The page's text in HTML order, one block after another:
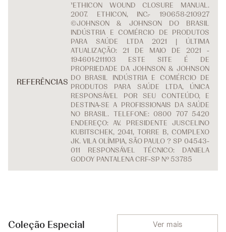
REFERÊNCIAS
¹ETHICON WOUND CLOSURE MANUAL.
2007. ETHICON, INC.- 190658-210927
©JOHNSON & JOHNSON DO BRASIL
INDÚSTRIA E COMÉRCIO DE PRODUTOS
PARA SAÚDE LTDA 2021 | ÚLTIMA
ATUALIZAÇÃO: 21 DE MAIO DE 2021 -
194601-211103 ESTE SITE É DE
PROPRIEDADE DA JOHNSON & JOHNSON
DO BRASIL INDÚSTRIA E COMÉRCIO DE
PRODUTOS PARA SAÚDE LTDA, ÚNICA
RESPONSÁVEL POR SEU CONTEÚDO, E
DESTINA-SE A PROFISSIONAIS DA SAÚDE
NO BRASIL. TELEFONE: 0800 707 5420
ENDEREÇO: AV. PRESIDENTE JUSCELINO
KUBITSCHEK, 2041, TORRE B, COMPLEXO
JK. VILA OLÍMPIA, SÃO PAULO ? SP 04543-
011 RESPONSÁVEL TÉCNICO: DANIELA
GODOY PANTALENA CRF-SP Nº 53785
Coleção Especial Ver mais